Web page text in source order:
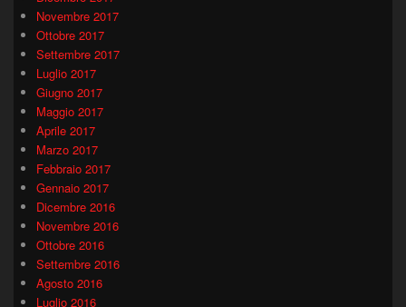
Novembre 2017
Ottobre 2017
Settembre 2017
Luglio 2017
Giugno 2017
Maggio 2017
Aprile 2017
Marzo 2017
Febbraio 2017
Gennaio 2017
Dicembre 2016
Novembre 2016
Ottobre 2016
Settembre 2016
Agosto 2016
Luglio 2016